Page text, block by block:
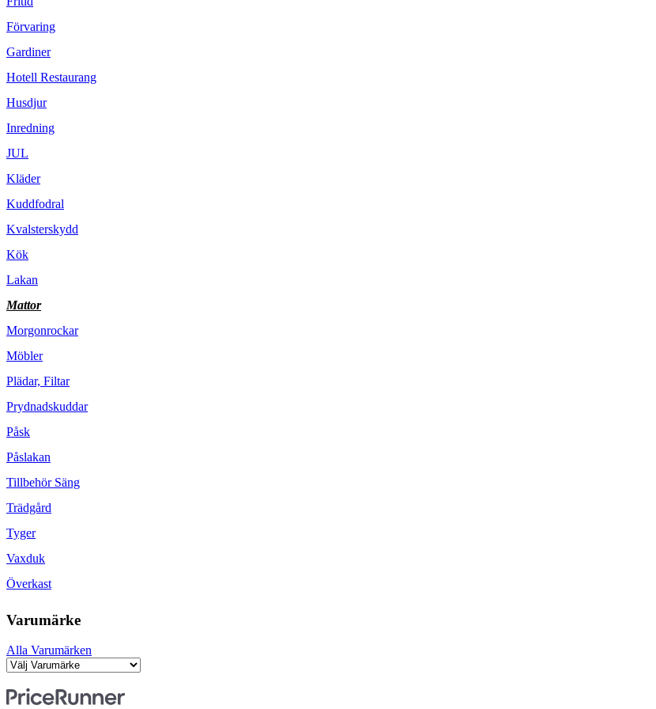
Förvaring
Gardiner
Hotell Restaurang
Husdjur
Inredning
JUL
Kläder
Kuddfodral
Kvalsterskydd
Kök
Lakan
Mattor
Morgonrockar
Möbler
Plädar, Filtar
Prydnadskuddar
Påsk
Påslakan
Tillbehör Säng
Trädgård
Tyger
Vaxduk
Överkast
Varumärke
Alla Varumärken